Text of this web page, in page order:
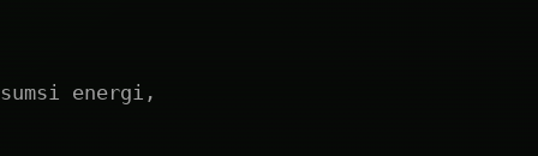
energi,